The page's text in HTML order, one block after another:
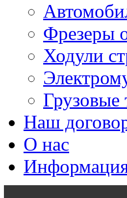
Фрезеры
Ходули
Грузовые
Наш
О нас